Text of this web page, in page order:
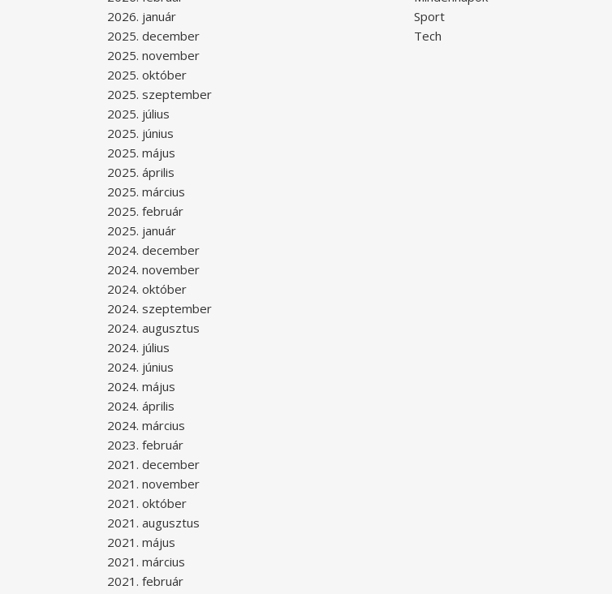
2026. január
2025. december
2025. november
2025. október
2025. szeptember
2025. július
2025. június
2025. május
2025. április
2025. március
2025. február
2025. január
2024. december
2024. november
2024. október
2024. szeptember
2024. augusztus
2024. július
2024. június
2024. május
2024. április
2024. március
2023. február
2021. december
2021. november
2021. október
2021. augusztus
2021. május
2021. március
2021. február
Sport
Tech